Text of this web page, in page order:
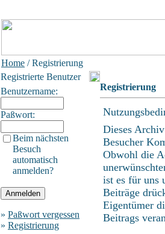
Home / Registrierung
Registrierte Benutzer
Benutzername:
Paßwort:
Beim nächsten
Besuch
automatisch
anmelden?
» Paßwort vergessen
» Registrierung
Registrierung
Dieses
Besucher
Obwohl die
ist es für uns
Beiträge
Eigentümer
Beitrags